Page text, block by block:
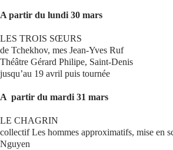
Abonnement
Se connecter
A partir du lundi 30 mars
LES TROIS SŒURS
de Tchekhov, mes Jean-Yves Ruf
Théâtre Gérard Philipe, Saint-Denis
jusqu’au 19 avril puis tournée
A partir du mardi 31 mars
LE CHAGRIN
collectif Les hommes approximatifs, mise en
Nguyen